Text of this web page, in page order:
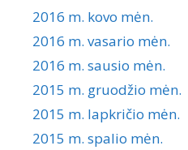
2016 m. kovo mėn.
2016 m. vasario mėn.
2016 m. sausio mėn.
2015 m. gruodžio mėn.
2015 m. lapkričio mėn.
2015 m. spalio mėn.